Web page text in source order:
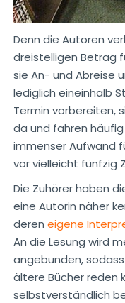
Denn die Autoren
dreistelligen Betrag
sie An- und Abreise
lediglich eineinhalb
Termin vorbereiten,
da und fahren häufig
immenser Aufwand
vor vielleicht fünfzig
Die Zuhörer haben
eine Autorin näher
deren eigene
An die Lesung wird
angebunden,
ältere Bücher reden
selbstverständlich